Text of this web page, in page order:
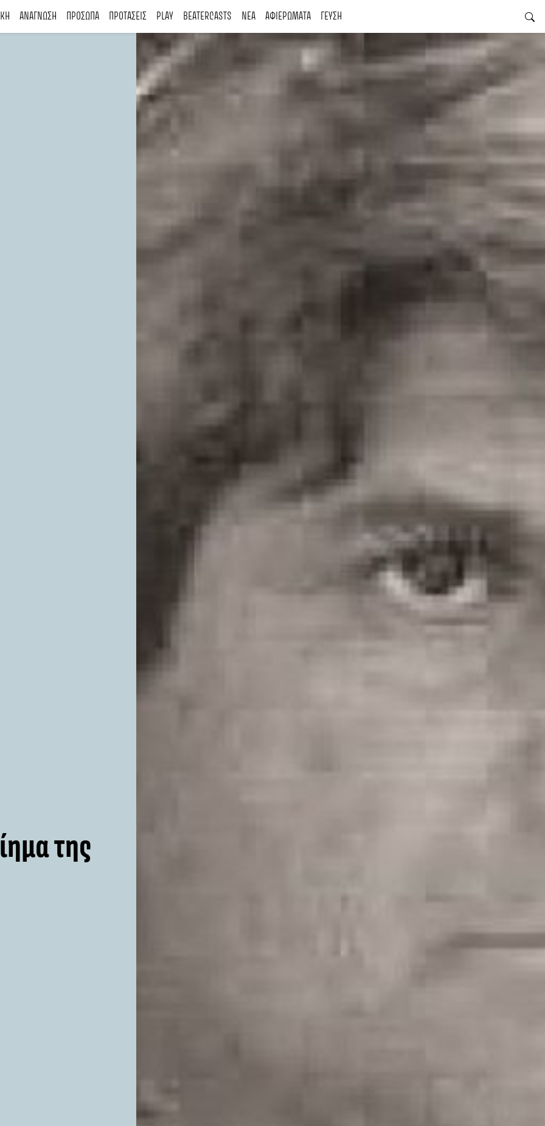
ΑΝΑΓΝΩΣΗ ΠΡΟΣΩΠΑ ΠΡΟΤΑΣΕΙΣ PLAY BEATERCASTS ΝΕΑ ΑΦΙΕΡΩΜΑΤΑ ΓΕΥΣΗ
της